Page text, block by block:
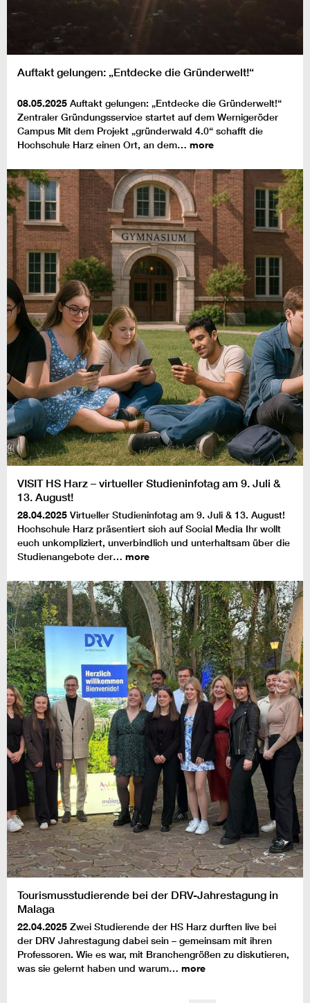
Auftakt gelungen: „Entdecke die Gründerwelt!“
08.05.2025 Auftakt gelungen: „Entdecke die Gründerwelt!“
Zentraler Gründungsservice startet auf dem Wernigeröder
Campus Mit dem Projekt „gründerwald 4.0“ schafft die
Hochschule Harz einen Ort, an dem… more
VISIT HS Harz – virtueller Studieninfotag am 9. Juli &
13. August!
28.04.2025 Virtueller Studieninfotag am 9. Juli & 13. August!
Hochschule Harz präsentiert sich auf Social Media Ihr wollt
euch unkompliziert, unverbindlich und unterhaltsam über die
Studienangebote der… more
Tourismusstudierende bei der DRV-Jahrestagung in
Malaga
22.04.2025 Zwei Studierende der HS Harz durften live bei
der DRV Jahrestagung dabei sein – gemeinsam mit ihren
Professoren. Wie es war, mit Branchengrößen zu diskutieren,
was sie gelernt haben und warum… more